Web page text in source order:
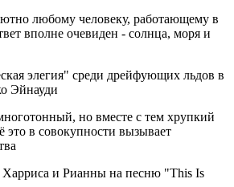
любому человеку, работающему в
вполне очевиден - солнца, моря и
элегия" среди дрейфующих льдов в
Эйнауди
но вместе с тем хрупкий
в совокупности вызывает
и Рианны на песню "This Is